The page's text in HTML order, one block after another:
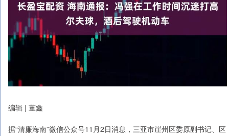
编辑 | 董鑫
据“清廉海南”微信公众号11月2日消息，三亚市崖州区委原副书记、区